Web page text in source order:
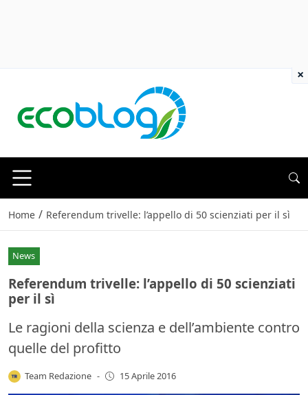
Home / Referendum trivelle: l’appello di 50 scienziati per il sì
News
Referendum trivelle: l’appello di 50 scienziati
per il sì
Le ragioni della scienza e dell’ambiente contro
quelle del profitto
Team Redazione - 15 Aprile 2016
×